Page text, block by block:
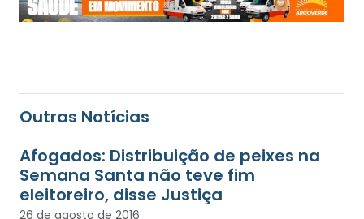
Outras Notícias
Afogados: Distribuição de peixes na
Semana Santa não teve fim
eleitoreiro, disse Justiça
26 de agosto de 2016